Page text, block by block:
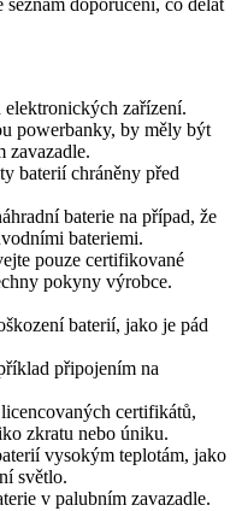
doporučení, co dělat
elektronických zařízení.
powerbanky, by měly být
zavazadle.
baterií chráněny před
baterie na případ, že
bateriemi.
pouze certifikované
pokyny výrobce.
baterií, jako je pád
připojením na
certifikátů,
zkratu nebo úniku.
vysokým teplotám, jako
světlo.
v palubním zavazadle.